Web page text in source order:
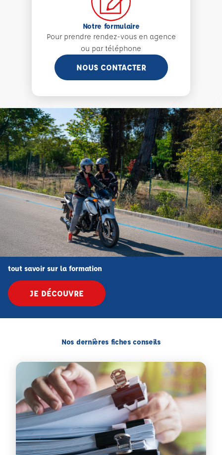
Notre formulaire
Pour prendre rendez-vous en agence
ou par téléphone
NOUS CONTACTER
tout savoir sur la formation
JE DÉCOUVRE
Nos dernières fiches conseils